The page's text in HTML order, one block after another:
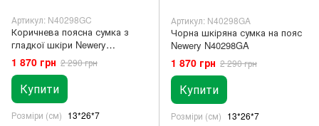
Артикул: N40298GC
Коричнева поясна сумка з
гладкої шкіри Newery
N40298GC
1 870 грн 2 290 грн
Купити
Розміри (см) 13*26*7
Артикул: N40298GA
Чорна шкіряна сумка на пояс
Newery N40298GA
1 870 грн 2 290 грн
Купити
Розміри (см) 13*26*7